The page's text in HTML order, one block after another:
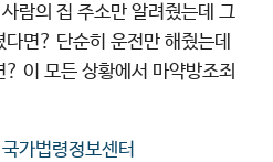
람의 집 주소만 알려줬는데 그
면? 단순히 운전만 해줬는데
이 모든 상황에서 마약방조죄
가법령정보센터